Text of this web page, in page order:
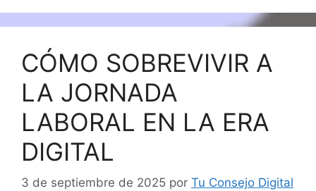
CÓMO SOBREVIVIR A
LA JORNADA
LABORAL EN LA ERA
DIGITAL
3 de septiembre de 2025 por Tu Consejo Digital